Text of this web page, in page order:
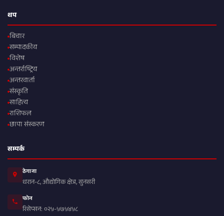
थप
बिचार
सम्पादकीय
विशेष
अन्तर्राष्ट्रिय
अन्तरवार्ता
संस्कृति
साहित्य
राशिफल
छापा संस्करण
सम्पर्क
ठेगाना
धरान-८, औद्योगिक क्षेत्र, सुनसरी
फोन
रिसेप्सन: ०२५-५७५४५८